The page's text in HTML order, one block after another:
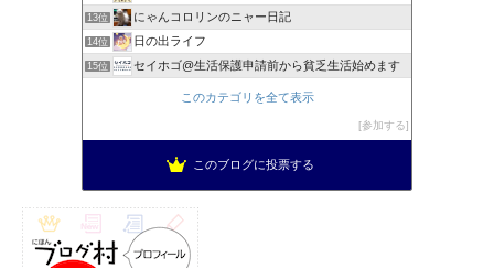
13位 にゃんコロリンのニャー日記
14位 日の出ライフ
15位 セイホゴ@生活保護申請前から貧乏生活始めます
このカテゴリを全て表示
参加する
このブログに投票する